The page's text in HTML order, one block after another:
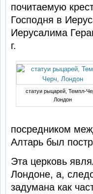
почитаемую
Господня в
Иерусалима
г.
статуи рыцарей, Темпл-
Лондон
посредником
Алтарь был
Эта церковь
Лондоне, а,
задумана как